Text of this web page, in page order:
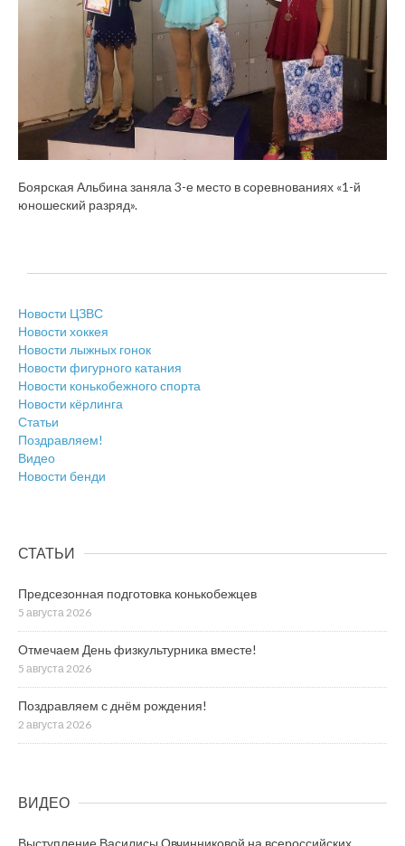
Боярская Альбина заняла 3-е место в соревнованиях «1-й
юношеский разряд».
Новости ЦЗВС
Новости хоккея
Новости лыжных гонок
Новости фигурного катания
Новости конькобежного спорта
Новости кёрлинга
Статьи
Поздравляем!
Видео
Новости бенди
СТАТЬИ
Предсезонная подготовка конькобежцев
5 августа 2026
Отмечаем День физкультурника вместе!
5 августа 2026
Поздравляем с днём рождения!
2 августа 2026
ВИДЕО
Выступление Василисы Овчинниковой на всероссийских